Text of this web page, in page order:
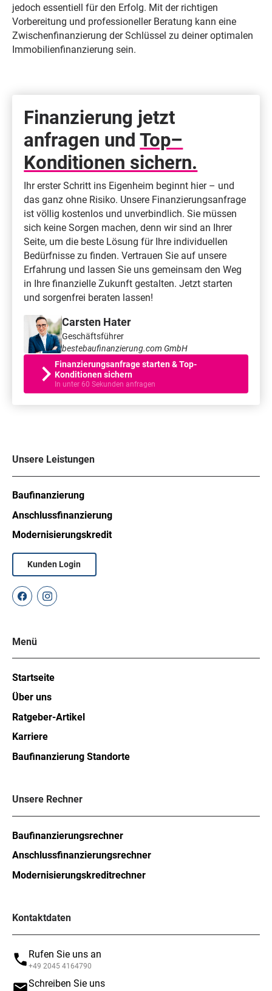
jedoch essentiell für den Erfolg. Mit der richtigen
Vorbereitung und professioneller Beratung kann eine
Zwischenfinanzierung der Schlüssel zu deiner optimalen
Immobilienfinanzierung sein.
Finanzierung jetzt
anfragen undTop–
Konditionen sichern.
Ihr erster Schritt ins Eigenheim beginnt hier – und
das ganz ohne Risiko. Unsere Finanzierungsanfrage
ist völlig kostenlos und unverbindlich. Sie müssen
sich keine Sorgen machen, denn wir sind an Ihrer
Seite, um die beste Lösung für Ihre individuellen
Bedürfnisse zu finden. Vertrauen Sie auf unsere
Erfahrung und lassen Sie uns gemeinsam den Weg
in Ihre finanzielle Zukunft gestalten. Jetzt starten
und sorgenfrei beraten lassen!
Carsten Hater
Geschäftsführer
bestebaufinanzierung.com GmbH
Finanzierungsanfrage starten & Top-
Konditionen sichern
In unter 60 Sekunden anfragen
Unsere Leistungen
Baufinanzierung
Anschlussfinanzierung
Modernisierungskredit
Kunden Login
Menü
Startseite
Über uns
Ratgeber-Artikel
Karriere
Baufinanzierung Standorte
Unsere Rechner
Baufinanzierungsrechner
Anschlussfinanzierungsrechner
Modernisierungskreditrechner
Kontaktdaten
Rufen Sie uns an
+49 2045 4164790
Schreiben Sie uns